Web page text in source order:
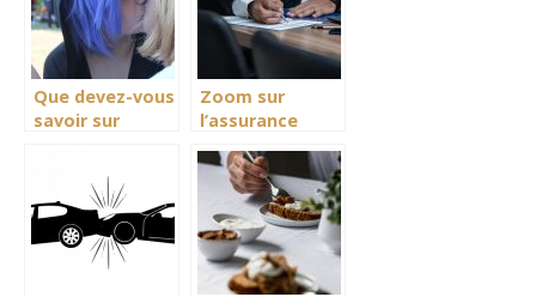
Que devez-vous
savoir sur
Zoom sur
l’assurance
véhicule neuf